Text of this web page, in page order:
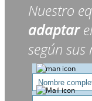
Nuestro
adaptar
según sus